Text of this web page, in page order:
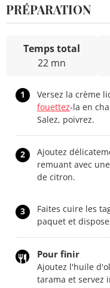
PRÉPARATION
Temps total
22 mn
1
Versez la crème
fouettez-la en
Salez, poivrez.
2
Ajoutez
remuant avec
de citron.
3
Faites cuire les
paquet et
Pour finir
Ajoutez l'huile
tarama et servez